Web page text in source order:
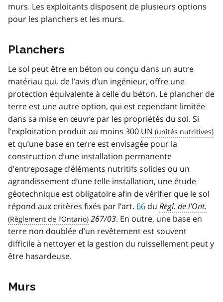
murs. Les exploitants disposent de plusieurs options
pour les planchers et les murs.
Planchers
Le sol peut être en béton ou conçu dans un autre
matériau qui, de l’avis d’un ingénieur, offre une
protection équivalente à celle du béton. Le plancher de
terre est une autre option, qui est cependant limitée
dans sa mise en œuvre par les propriétés du sol. Si
l’exploitation produit au moins 300 UN
et qu’une base en terre est envisagée pour la
construction d’une installation permanente
d’entreposage d’éléments nutritifs solides ou un
agrandissement d’une telle installation, une étude
géotechnique est obligatoire afin de vérifier que le sol
répond aux critères fixés par l’art. 66 du Règl. de l’Ont.
267/03. En outre, une base en
terre non doublée d’un revêtement est souvent
difficile à nettoyer et la gestion du ruissellement peut y
être hasardeuse.
Murs